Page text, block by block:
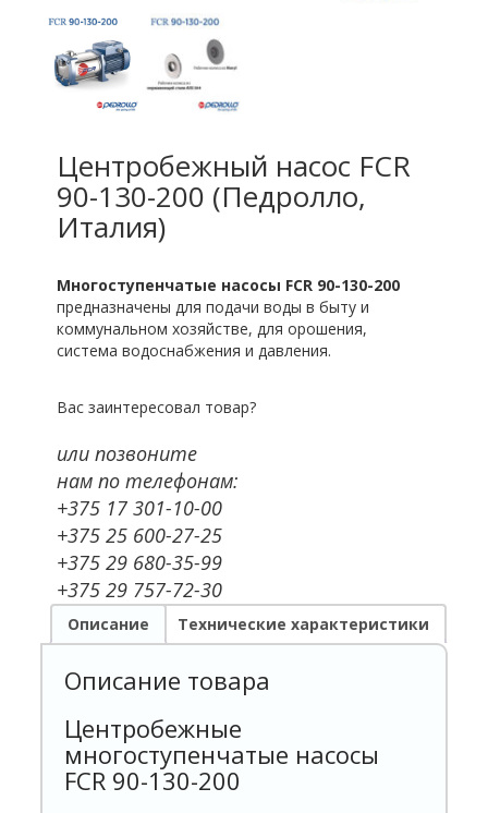
Центробежный насос FCR
90-130-200 (Педролло,
Италия)
Многоступенчатые насосы FCR 90-130-200
предназначены для подачи воды в быту и
коммунальном хозяйстве, для орошения,
система водоснабжения и давления.
Вас заинтересовал товар?
или позвоните
нам по телефонам:
+375 17 301-10-00
+375 25 600-27-25
+375 29 680-35-99
+375 29 757-72-30
Описание Технические характеристики
Описание товара
Центробежные
многоступенчатые насосы
FCR 90-130-200